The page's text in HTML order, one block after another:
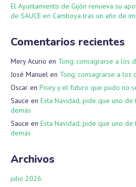
El Ayuntamiento de Gijón renueva su
de SAUCE en Camboya tras un año de
Comentarios recientes
Mery Acurio en Tong: consagrarse a los
José Manuel en Tong: consagrarse a los
Oscar en Pisey y el futuro que pudo no
Sauce en Esta Navidad, pide que uno
demás
Sauce en Esta Navidad, pide que uno
demás
Archivos
julio 2026